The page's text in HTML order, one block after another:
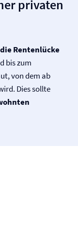
privaten
Rentenlücke
bis zum
von dem ab
Dies sollte